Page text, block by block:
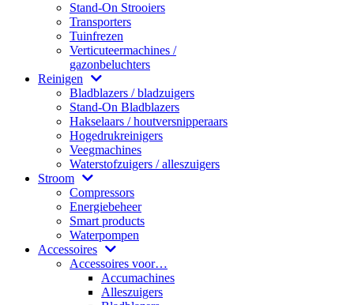
Stand-On Strooiers
Transporters
Tuinfrezen
Verticuteermachines /
gazonbeluchters
Reinigen
Bladblazers / bladzuigers
Stand-On Bladblazers
Hakselaars / houtversnipperaars
Hogedrukreinigers
Veegmachines
Waterstofzuigers / alleszuigers
Stroom
Compressors
Energiebeheer
Smart products
Waterpompen
Accessoires
Accessoires voor…
Accumachines
Alleszuigers